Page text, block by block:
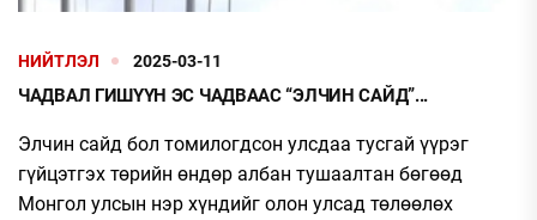
НИЙТЛЭЛ 2025-03-11
ЧАДВАЛ ГИШҮҮН ЭС ЧАДВААС “ЭЛЧИН САЙД”...
Элчин сайд бол томилогдсон улсдаа тусгай үүрэг
гүйцэтгэх төрийн өндөр албан тушаалтан бөгөөд
Монгол улсын нэр хүндийг олон улсад төлөөлөх